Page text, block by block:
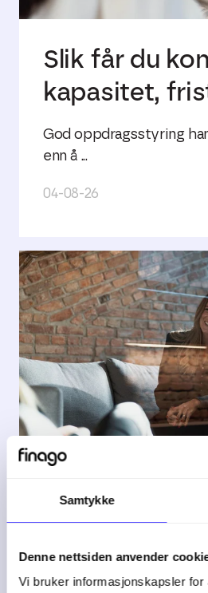
Samtykke
Denne nettsiden anvender
Vi bruker informasjonskapsler
Slik får du
kapasitet,
God oppdragsstyring
enn å ...
04-08-26
5 tegn på at
bør bytte ...